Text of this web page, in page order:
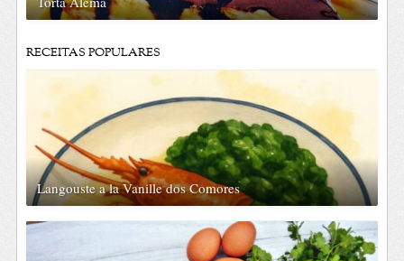
RECEITAS POPULARES
Langouste a la Vanille dos Comores